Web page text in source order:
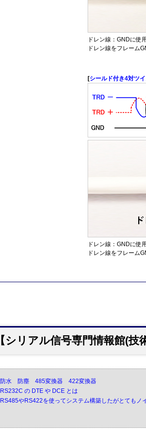
ドレン線：GNDに使
ドレン線をフレーム
[シールド付き4対ツ
ドレン線：GNDに使
ドレン線をフレーム
【シリアル信号専門情報館(技
防水 防塵 485変換器 422変換器
RS232C の DTE や DCE とは
RS485やRS422を使ってシステム構築したがとてもノ